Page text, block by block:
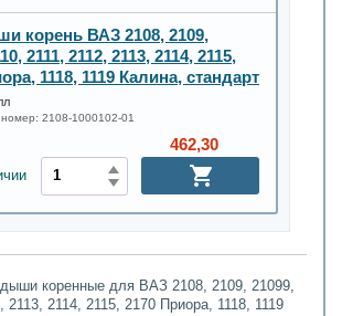
корень ВАЗ 2108, 2109,
2111, 2112, 2113, 2114, 2115,
1118, 1119 Калина, стандарт
2108-1000102-01
462,30
коренные для ВАЗ 2108, 2109, 21099,
2113, 2114, 2115, 2170 Приора, 1118, 1119